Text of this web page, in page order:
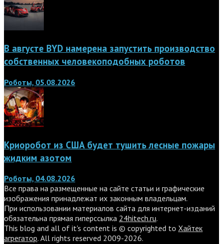
В августе BYD намерена запустить производство
собственных человекоподобных роботов
Роботы, 05.08.2026
Криоробот из США будет тушить лесные пожары
жидким азотом
Роботы, 04.08.2026
Все права на размещенные на сайте статьи и графические
изображения принадлежат их законным владельцам.
При использовании материалов сайта для интернет-изданий
обязательна прямая гиперссылка 24hitech.ru.
This blog and all of it's content is © copyrighted to Хайтек
агрегатор. All rights reserved 2009-2026.